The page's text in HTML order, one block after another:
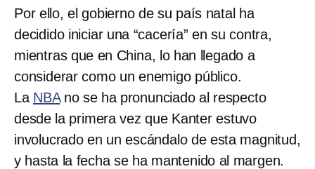
Por ello, el gobierno de su país natal ha
decidido iniciar una “cacería” en su contra,
mientras que en China, lo han llegado a
considerar como un enemigo público.
La NBAno se ha pronunciado al respecto
desde la primera vez que Kanter estuvo
involucrado en un escándalo de esta magnitud,
y hasta la fecha se ha mantenido al margen.